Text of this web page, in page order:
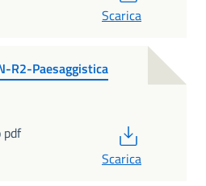
Scarica
R2-Paesaggistica
pdf
Scarica